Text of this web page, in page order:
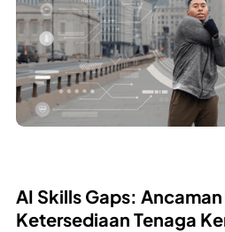
AI Skills Gaps:
Ketersediaan Tenaga